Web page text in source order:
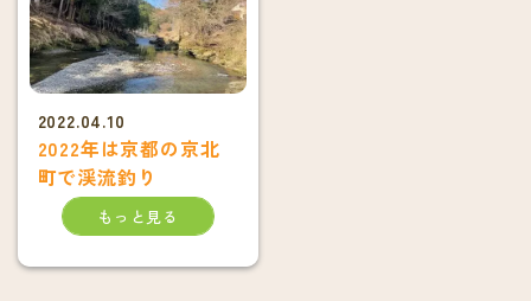
2022.04.10
2022年は京都の京北
町で渓流釣り
もっと見る